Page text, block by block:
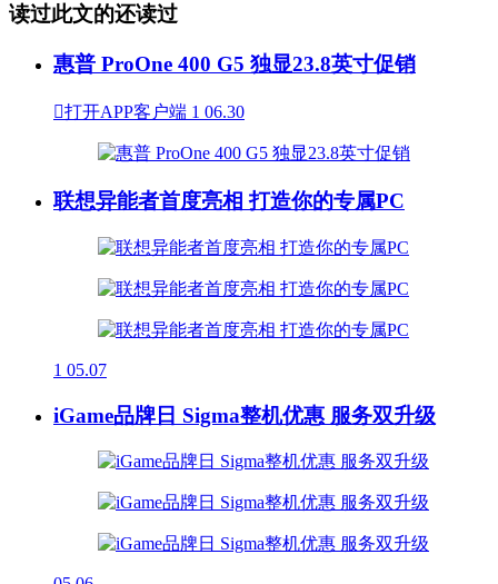
读过此文的还读过
惠普 ProOne 400 G5 独显23.8英寸促销
打开APP客户端 1 06.30
联想异能者首度亮相 打造你的专属PC
1 05.07
iGame品牌日 Sigma整机优惠 服务双升级